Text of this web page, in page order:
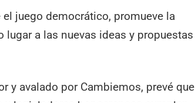
juego democrático, promueve la
a las nuevas ideas y propuestas
y avalado por Cambiemos, prevé que